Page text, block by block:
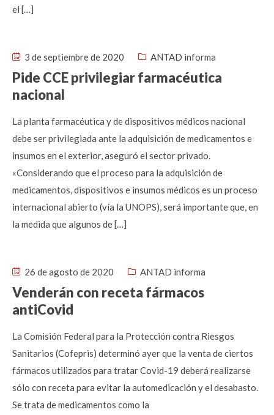
el […]
3 de septiembre de 2020 ANTAD informa
Pide CCE privilegiar farmacéutica
nacional
La planta farmacéutica y de dispositivos médicos nacional
debe ser privilegiada ante la adquisición de medicamentos e
insumos en el exterior, aseguró el sector privado.
«Considerando que el proceso para la adquisición de
medicamentos, dispositivos e insumos médicos es un proceso
internacional abierto (vía la UNOPS), será importante que, en
la medida que algunos de […]
26 de agosto de 2020 ANTAD informa
Venderán con receta fármacos
antiCovid
La Comisión Federal para la Protección contra Riesgos
Sanitarios (Cofepris) determinó ayer que la venta de ciertos
fármacos utilizados para tratar Covid-19 deberá realizarse
sólo con receta para evitar la automedicación y el desabasto.
Se trata de medicamentos como la